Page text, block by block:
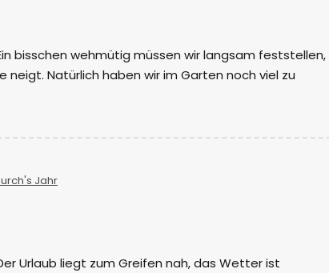
bisschen wehmütig müssen wir langsam feststellen,
neigt. Natürlich haben wir im Garten noch viel zu
Jahr
Urlaub liegt zum Greifen nah, das Wetter ist